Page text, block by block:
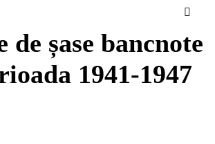
de șase bancnote
1941-1947